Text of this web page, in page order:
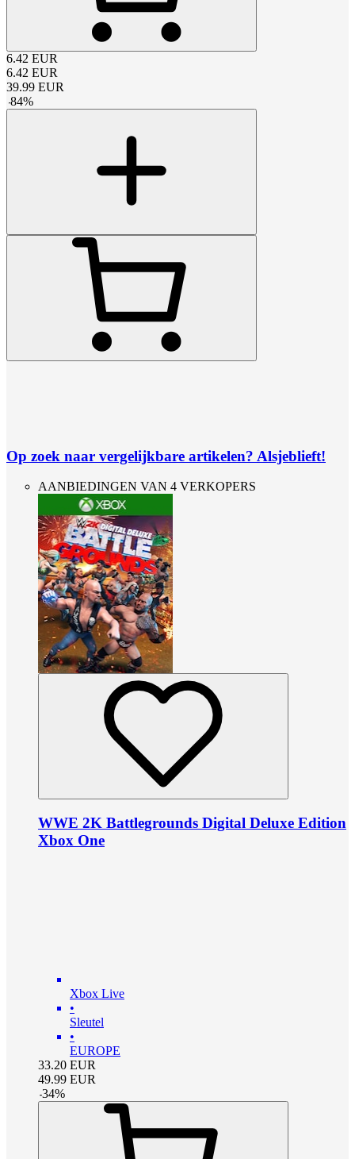
6.42 EUR
6.42 EUR
39.99 EUR
-84%
Op zoek naar vergelijkbare artikelen? Alsjeblieft!
AANBIEDINGEN VAN 4 VERKOPERS
WWE 2K Battlegrounds Digital Deluxe Edition
Xbox One
Xbox Live
•
Sleutel
•
EUROPE
33.20 EUR
49.99 EUR
-34%